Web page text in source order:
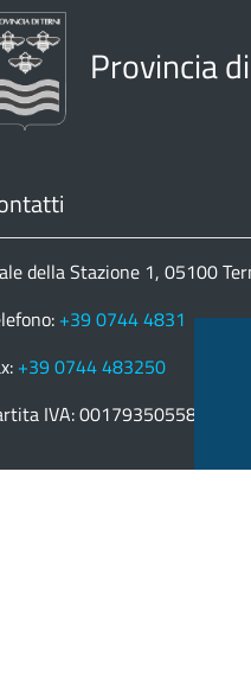
Provincia
della Stazione 1, 05100
+39 0744 4831
+39 0744 483250
IVA: 00179350558